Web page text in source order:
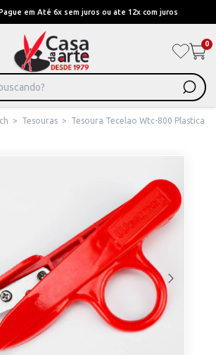
em Até 6x sem juros ou ate 12x com juros
0
> Tesouras >
Tesoura Tecelao Wtc-800 Plastica